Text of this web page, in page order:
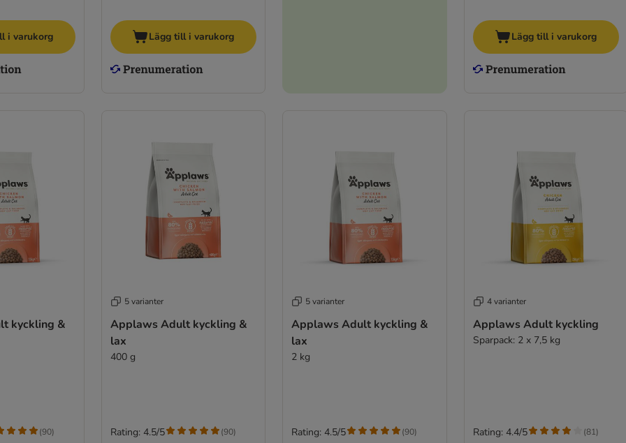
i varukorg Lägg till i varukorg Lägg till i varukorg
kyckling &
(90)
5 varianter
Applaws Adult kyckling &
lax
400 g
Rating: 4.5/5 (90)
5 varianter
Applaws Adult kyckling &
lax
2 kg
Rating: 4.5/5 (90)
4 varianter
Applaws Adult kyckling
Sparpack: 2 x 7,5 kg
Rating: 4.4/5 (81)